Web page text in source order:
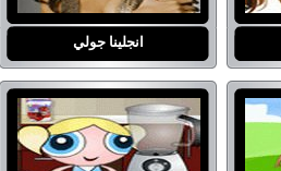
انجلينا جولي